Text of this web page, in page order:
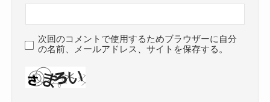
次回のコメントで使用するためブラウザーに自分
の名前、メールアドレス、サイトを保存する。